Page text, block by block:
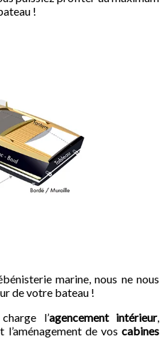
!
marine, nous ne nous
de votre bateau !
l’agencement intérieur,
de vos cabines